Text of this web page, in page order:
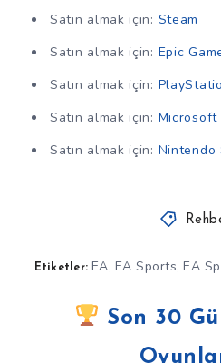
Satın almak için: Steam
Satın almak için: Epic
Satın almak için:
Satın almak için: Microsoft
Satın almak için: Nintendo
Etiketler: EA, EA Sports, EA
Son 30